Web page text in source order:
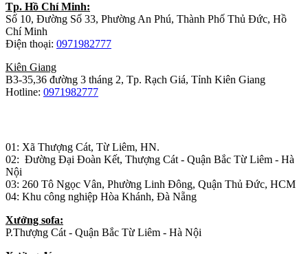
Tp. Hồ Chí Minh:
Số 10, Đường Số 33, Phường An Phú, Thành Phố Thủ Đức, Hồ
Chí Minh
Điện thoại: 0971982777
Kiên Giang
B3-35,36 đường 3 tháng 2, Tp. Rạch Giá, Tỉnh Kiên Giang
Hotline: 0971982777
01: Xã Thượng Cát, Từ Liêm, HN.
02: Đường Đại Đoàn Kết, Thượng Cát - Quận Bắc Từ Liêm - Hà
Nội
03: 260 Tô Ngọc Vân, Phường Linh Đông, Quận Thủ Đức, HCM
04: Khu công nghiệp Hòa Khánh, Đà Nẵng
Xưởng sofa:
P.Thượng Cát - Quận Bắc Từ Liêm - Hà Nội